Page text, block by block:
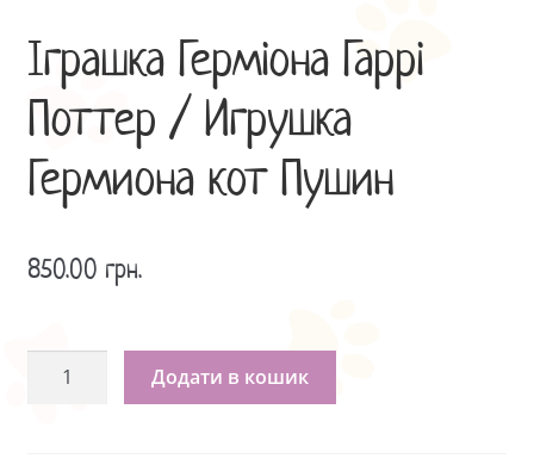
Іграшка Герміона Гаррі
Поттер / Игрушка
Гермиона кот Пушин
850.00 грн.
Додати в кошик